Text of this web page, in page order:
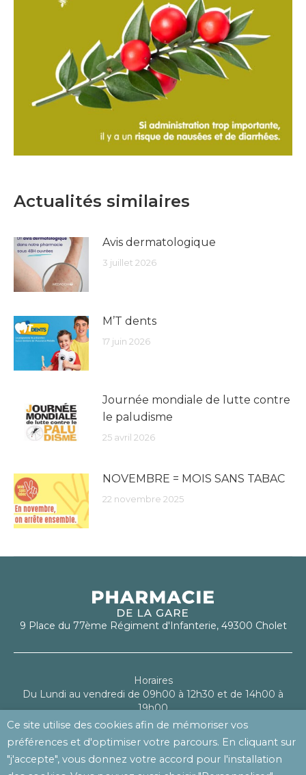
Actualités similaires
Avis dermatologique
3 juillet 2026
M’T dents
17 juin 2026
Journée mondiale de lutte contre
le paludisme
25 avril 2026
NOVEMBRE = MOIS SANS TABAC
22 novembre 2025
9 Place du 77ème Régiment d'Infanterie, 49300 Cholet
Horaires
Du Lundi au vendredi de 09h00 à 12h30 et de 14h00 à
19h00
Le samedi de 09h00 à 13h00
Mentions légales
Politique de confidentialité
Ce site utilise des cookies afin de mémoriser vos
préférences et d'optimiser votre parcours. En cliquant sur
"j'accepte", vous donnez votre accord pour l'installation